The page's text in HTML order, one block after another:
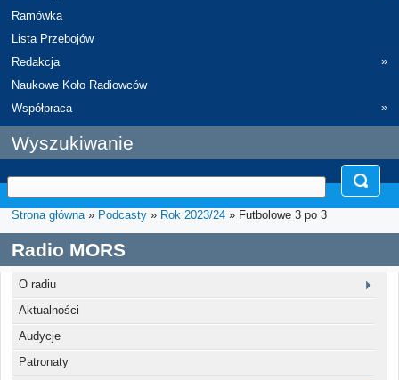
Ramówka
Lista Przebojów
Redakcja
»
Naukowe Koło Radiowców
Współpraca
»
Wyszukiwanie
Strona główna» Podcasty » Rok 2023/24 » Futbolowe 3 po 3
Radio MORS
O radiu
Aktualności
Audycje
Patronaty